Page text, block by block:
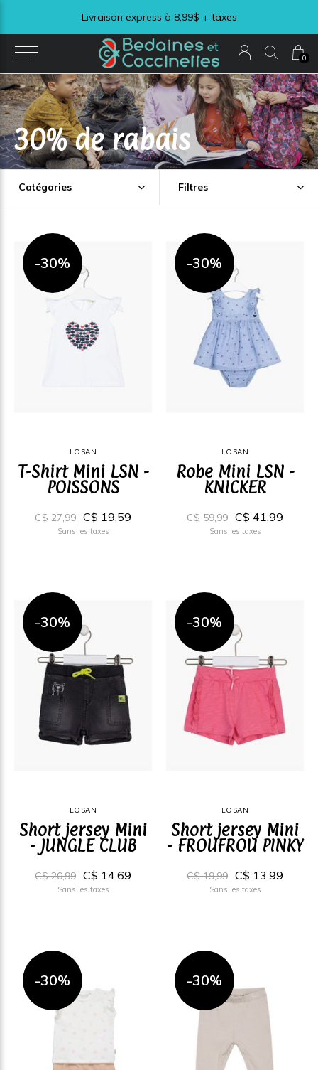
0
Livraison express à 8,99$ + taxes
30% de rabais
Catégories Filtres
-30%
LOSAN
T-Shirt Mini LSN -
POISSONS
C$ 27,99 C$ 19,59
Sans les taxes
-30%
LOSAN
Robe Mini LSN -
KNICKER
C$ 59,99 C$ 41,99
Sans les taxes
-30%
LOSAN
Short jersey Mini
- JUNGLE CLUB
C$ 20,99 C$ 14,69
Sans les taxes
-30%
LOSAN
Short jersey Mini
- FROUFROU PINKY
C$ 19,99 C$ 13,99
Sans les taxes
-30% -30%